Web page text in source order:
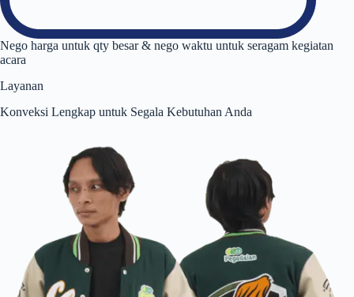
Nego harga untuk qty besar & nego waktu untuk seragam kegiatan
acara
Layanan
Konveksi Lengkap untuk Segala Kebutuhan Anda